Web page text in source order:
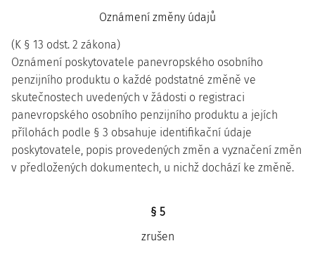
Oznámení změny údajů
(K § 13 odst. 2 zákona)
Oznámení poskytovatele panevropského osobního
penzijního produktu o každé podstatné změně ve
skutečnostech uvedených v žádosti o registraci
panevropského osobního penzijního produktu a jejích
přílohách podle § 3 obsahuje identifikační údaje
poskytovatele, popis provedených změn a vyznačení změn
v předložených dokumentech, u nichž dochází ke změně.
§ 5
zrušen